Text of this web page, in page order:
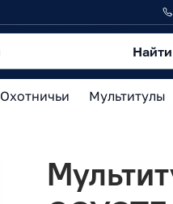
Найти
Охотничьи Мультитулы